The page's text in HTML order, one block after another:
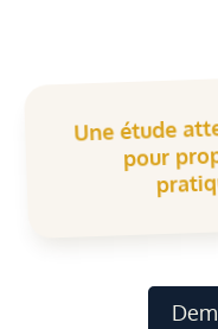
Une étude
pour